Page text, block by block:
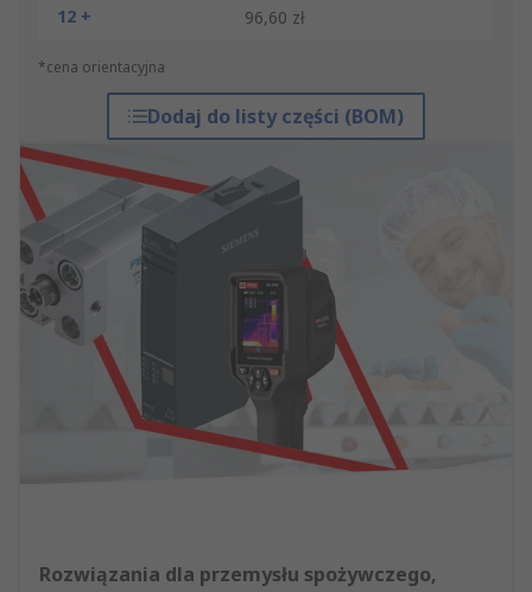
12 +
96,60 zł
*cena orientacyjna
Dodaj do listy części (BOM)
Rozwiązania dla przemysłu spożywczego,